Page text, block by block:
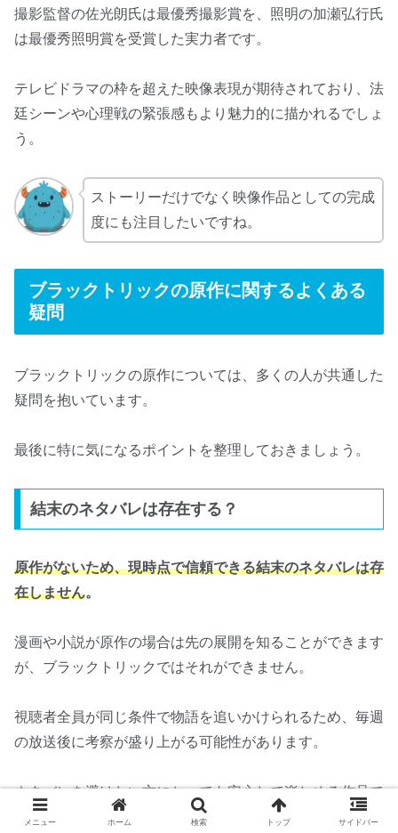
撮影監督の佐光朗氏は最優秀撮影賞を、照明の加瀬弘行氏
は最優秀照明賞を受賞した実力者です。
テレビドラマの枠を超えた映像表現が期待されており、法
廷シーンや心理戦の緊張感もより魅力的に描かれるでしょ
う。
ストーリーだけでなく映像作品としての完成
度にも注目したいですね。
ブラックトリックの原作に関するよくある
疑問
ブラックトリックの原作については、多くの人が共通した
疑問を抱いています。
最後に特に気になるポイントを整理しておきましょう。
結末のネタバレは存在する？
原作がないため、現時点で信頼できる結末のネタバレは存
在しません。
漫画や小説が原作の場合は先の展開を知ることができます
が、ブラックトリックではそれができません。
視聴者全員が同じ条件で物語を追いかけられるため、毎週
の放送後に考察が盛り上がる可能性があります。
ネタバレを避けたい方にとっても安心して楽しめる作品で
す。
メニュー ホーム 検索 トップ サイドバー